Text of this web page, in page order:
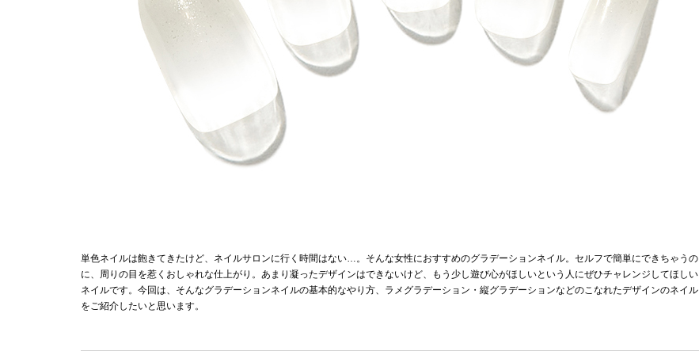
単色ネイルは飽きてきたけど、ネイルサロンに行く時間はない…。そんな女性におすすめのグラデーションネイル。セルフで簡単にできちゃうの
に、周りの目を惹くおしゃれな仕上がり。あまり凝ったデザインはできないけど、もう少し遊び心がほしいという人にぜひチャレンジしてほしい
ネイルです。今回は、そんなグラデーションネイルの基本的なやり方、ラメグラデーション・縦グラデーションなどのこなれたデザインのネイル
をご紹介したいと思います。